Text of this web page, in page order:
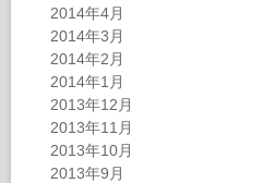
2014年4月
2014年3月
2014年2月
2014年1月
2013年12月
2013年11月
2013年10月
2013年9月